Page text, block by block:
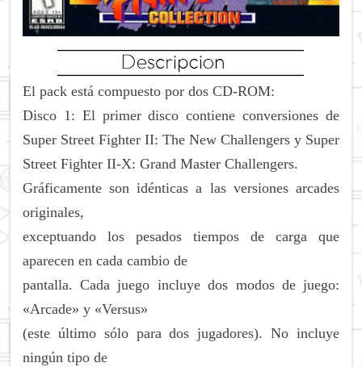
El pack está compuesto por dos CD-ROM:
Disco 1: El primer disco contiene conversiones de
Super Street Fighter II: The New Challengers y Super
Street Fighter II-X: Grand Master Challengers.
Gráficamente son idénticas a las versiones arcades
originales,
exceptuando los pesados tiempos de carga que
aparecen en cada cambio de
pantalla. Cada juego incluye dos modos de juego:
«Arcade» y «Versus»
(este último sólo para dos jugadores). No incluye
ningún tipo de